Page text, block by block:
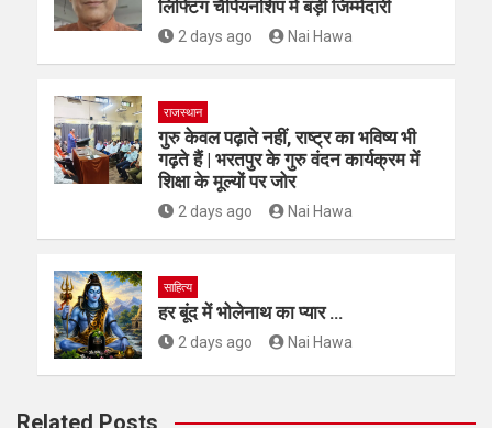
भरतपुर के मनीष भान सिंह को राष्ट्रीय पावर
लिफ्टिंग चैंपियनशिप में बड़ी जिम्मेदारी
राजस्थान
गुरु केवल पढ़ाते नहीं, राष्ट्र का भविष्य भी
गढ़ते हैं | भरतपुर के गुरु वंदन कार्यक्रम में
शिक्षा के मूल्यों पर जोर
साहित्य
हर बूंद में भोलेनाथ का प्यार …
2 days ago Nai Hawa